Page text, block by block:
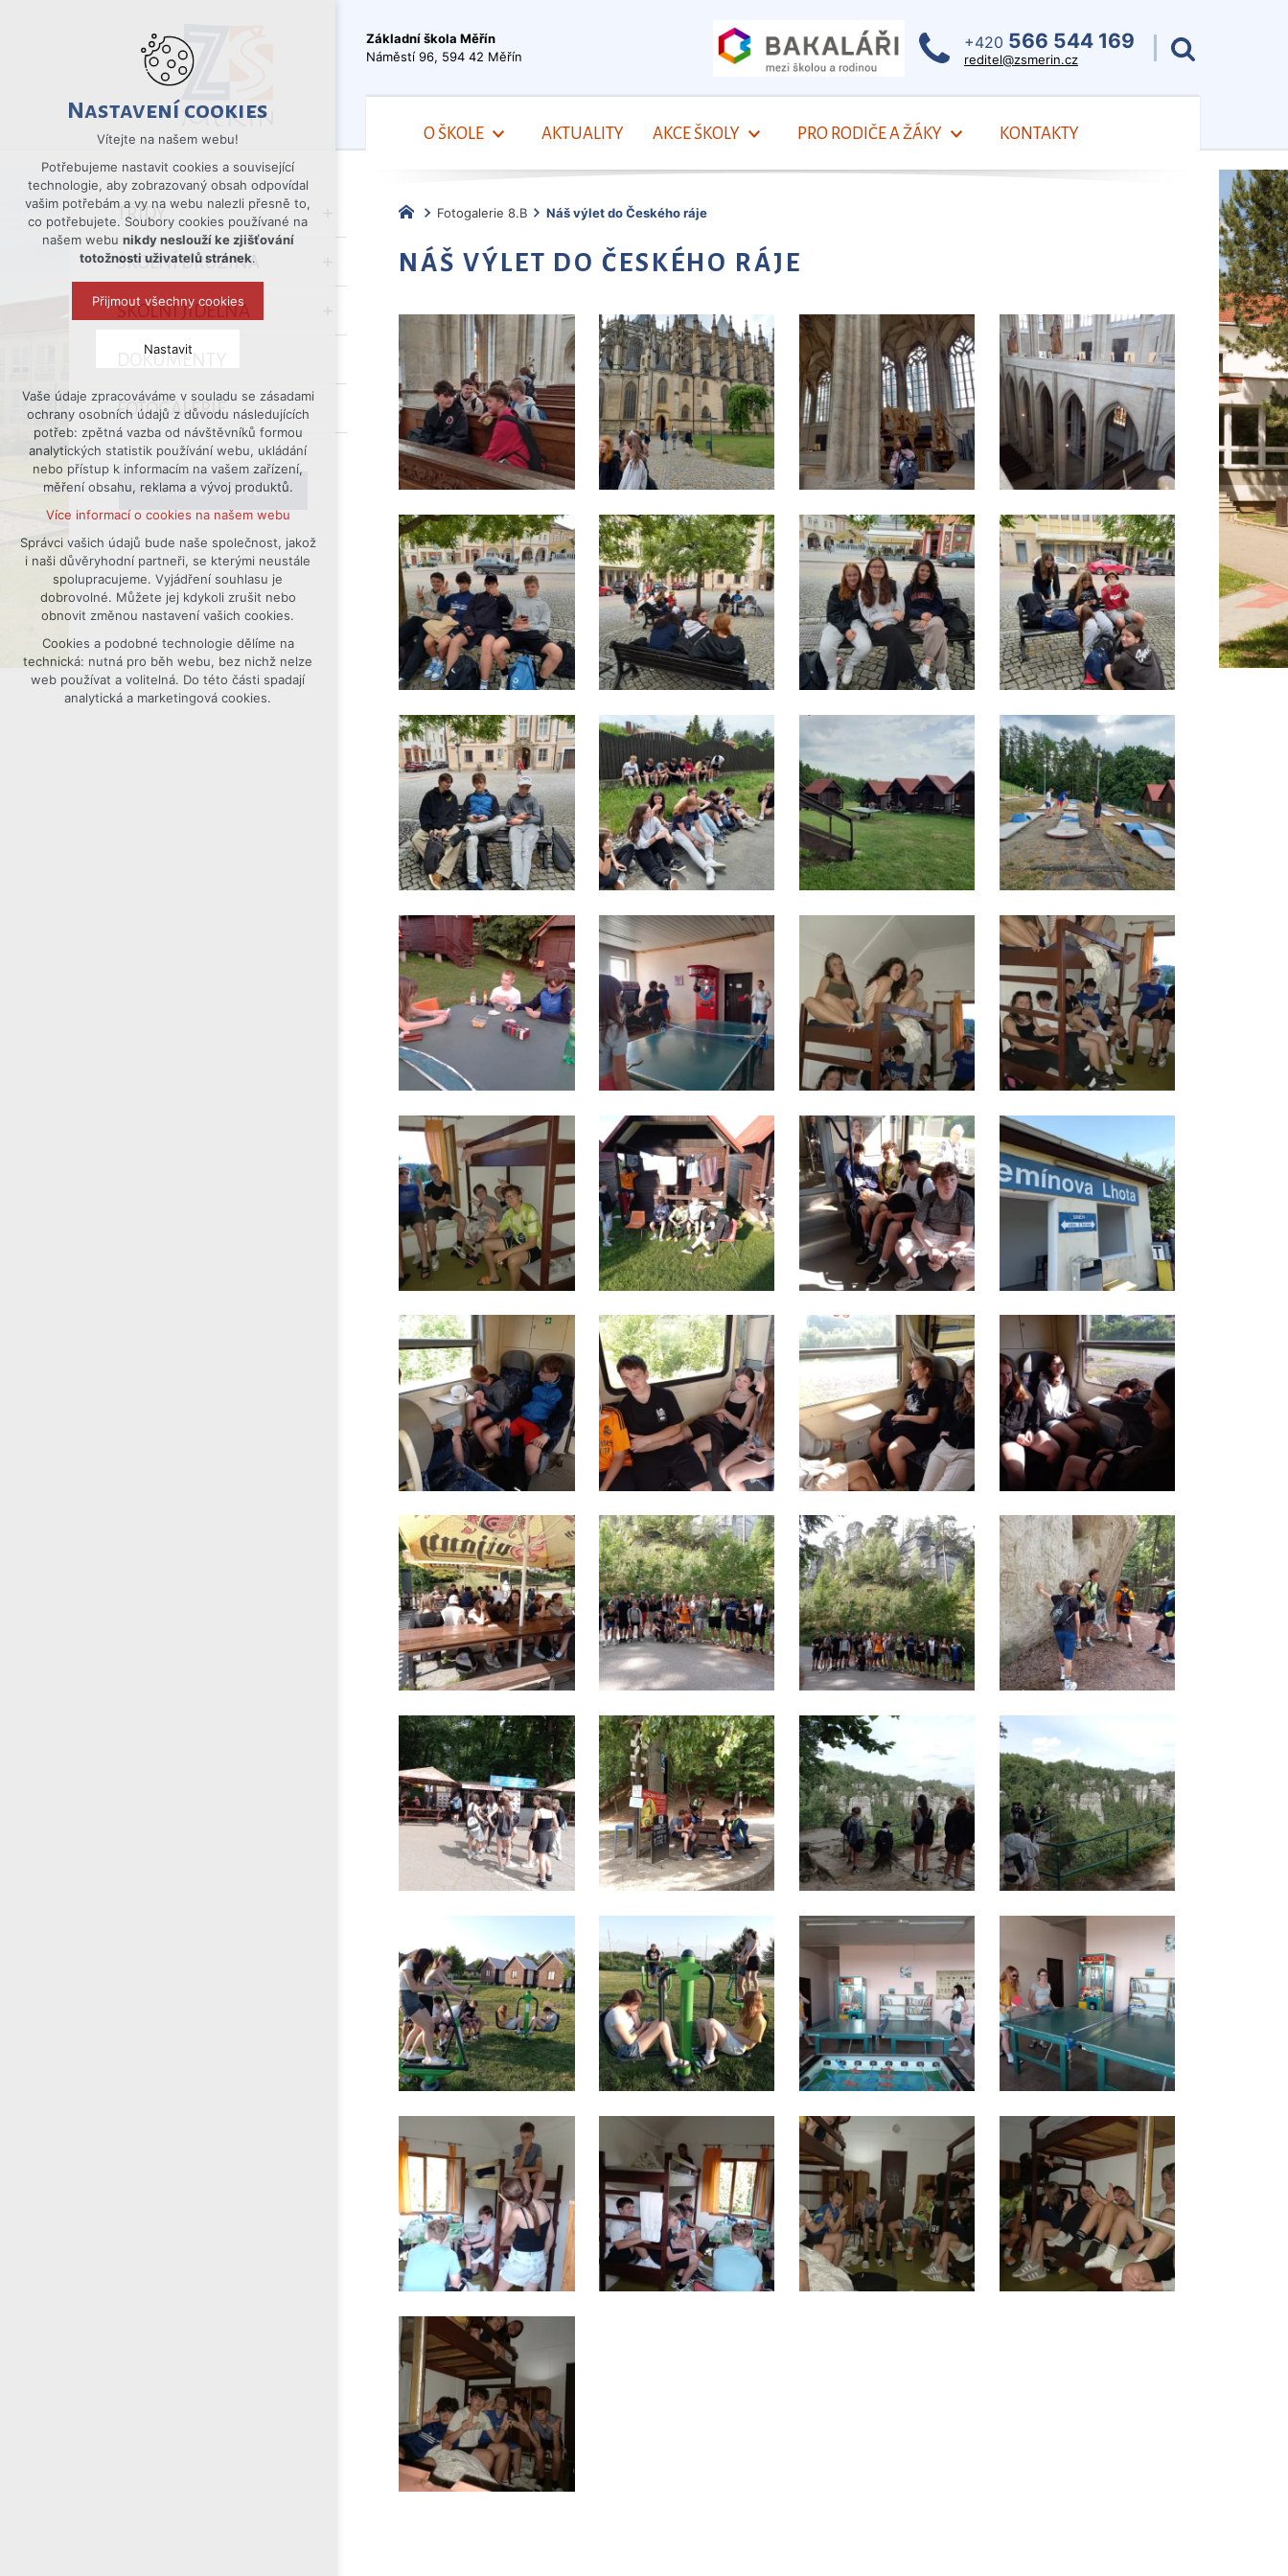
Základní škola Měřín
Náměstí 96, 594 42 Měřín
+420 566 544 169
reditel@zsmerin.cz
O ŠKOLE AKTUALITY AKCE ŠKOLY PRO RODIČE A ŽÁKY KONTAKTY
TŘÍDY
ŠKOLNÍ DRUŽINA
ŠKOLNÍ JÍDELNA
DOKUMENTY
FOTOGALERIE
SCHRÁNKA DŮVĚRY
Fotogalerie 8.B Náš výlet do Českého ráje
NÁŠ VÝLET DO ČESKÉHO RÁJE
Nastavení cookies
Vítejte na našem webu!
Potřebujeme nastavit cookies a související
technologie, aby zobrazovaný obsah odpovídal
vašim potřebám a vy na webu nalezli přesně to,
co potřebujete. Soubory cookies používané na
našem webu nikdy neslouží ke zjišťování
totožnosti uživatelů stránek.
Přijmout všechny cookies
Nastavit
Technická cookies
nutná pro provozování webu
udržení kontextu stránek (session):
případná přihlášení, volby jazyka, apod.
Volitelná cookies
analytická pro anonymizované
vyhodnocení návštěvnosti
marketingová cookies (Google)
Více informací o cookies na našem webu
Přijmout všechny cookies
Odmítnout vše
Vaše údaje zpracováváme v souladu se zásadami
ochrany osobních údajů z důvodu následujících
potřeb: zpětná vazba od návštěvníků formou
analytických statistik používání webu, ukládání
nebo přístup k informacím na vašem zařízení,
měření obsahu, reklama a vývoj produktů.
Více informací o cookies na našem webu
Správci vašich údajů bude naše společnost, jakož
i naši důvěryhodní partneři, se kterými neustále
spolupracujeme. Vyjádření souhlasu je
dobrovolné. Můžete jej kdykoli zrušit nebo
obnovit změnou nastavení vašich cookies.
Cookies a podobné technologie dělíme na
technická: nutná pro běh webu, bez nichž nelze
web používat a volitelná. Do této části spadají
analytická a marketingová cookies.